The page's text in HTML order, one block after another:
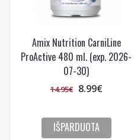
Amix Nutrition CarniLine
ProActive 480 ml. (exp. 2026-
07-30)
14.95€ 8.99€
IŠPARDUOTA